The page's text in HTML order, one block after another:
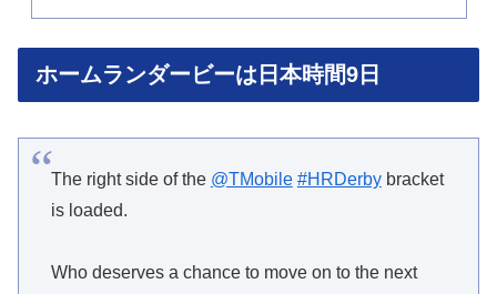
ホームランダービーは日本時間9日
The right side of the @TMobile #HRDerbybracket
is loaded.
Who deserves a chance to move on to the next